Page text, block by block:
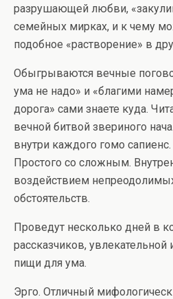
разрушающей любви,
семейных мирках, и к чему
подобное «растворение» в
Обыгрываются вечные
ума не надо» и «благими
дорога» сами знаете куда.
вечной битвой звериного
внутри каждого гомо
Простого со сложным.
воздействием
обстоятельств.
Проведут несколько дней в
рассказчиков, увлекательной
пищи для ума.
Эрго. Отличный